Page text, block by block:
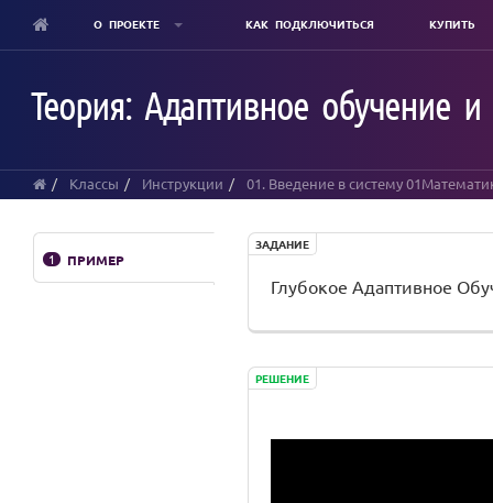
content
О ПРОЕКТЕ КАК ПОДКЛЮЧИТЬСЯ КУПИТЬ
Теория: Адаптивное обучение
Классы Инструкции 01. Введение в систему
1 ПРИМЕР
ЗАДАНИЕ
Глубокое Адаптивное
РЕШЕНИЕ